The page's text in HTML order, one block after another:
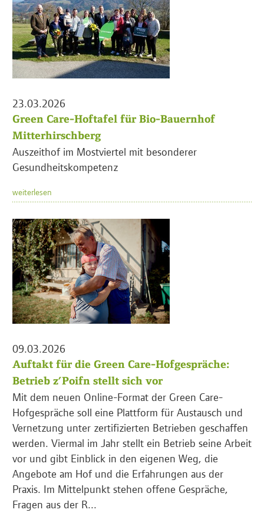
23.03.2026
Green Care-Hoftafel für Bio-Bauernhof
Mitterhirschberg
Auszeithof im Mostviertel mit besonderer
Gesundheitskompetenz
weiterlesen
09.03.2026
Auftakt für die Green Care-Hofgespräche:
Betrieb z’Poifn stellt sich vor
Mit dem neuen Online-Format der Green Care-
Hofgespräche soll eine Plattform für Austausch und
Vernetzung unter zertifizierten Betrieben geschaffen
werden. Viermal im Jahr stellt ein Betrieb seine Arbeit
vor und gibt Einblick in den eigenen Weg, die
Angebote am Hof und die Erfahrungen aus der
Praxis. Im Mittelpunkt stehen offene Gespräche,
Fragen aus der R...